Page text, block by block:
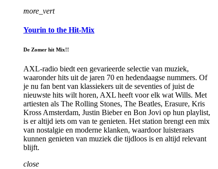
more_vert
Yourin to the Hit-Mix
De Zomer hit Mix!!
AXL-radio biedt een gevarieerde selectie van muziek,
waaronder hits uit de jaren 70 en hedendaagse nummers. Of
je nu fan bent van klassiekers uit de seventies of juist de
nieuwste hits wilt horen, AXL heeft voor elk wat Wills. Met
artiesten als The Rolling Stones, The Beatles, Erasure, Kris
Kross Amsterdam, Justin Bieber en Bon Jovi op hun playlist,
is er altijd iets om van te genieten. Het station brengt een mix
van nostalgie en moderne klanken, waardoor luisteraars
kunnen genieten van muziek die tijdloos is en altijd relevant
blijft.
close